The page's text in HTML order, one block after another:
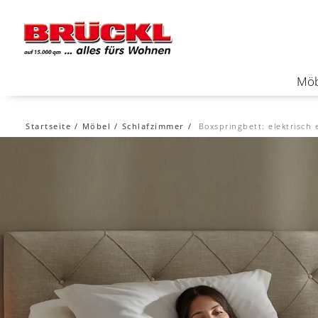
Startseite Möbel Schlafzimmer Boxspringbett: elektrisch